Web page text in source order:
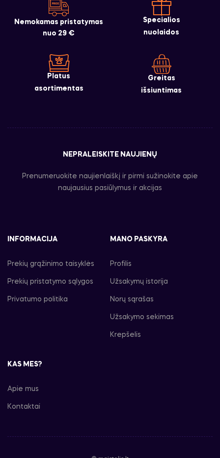
Nemokamas pristatymas
nuo 29 €
Specialios
nuolaidos
Platus
asortimentas
Greitas
išsiuntimas
NEPRALEISKITE NAUJIENŲ
Prenumeruokite naujienlaiškį ir pirmi sužinokite apie
naujausius pasiūlymus ir akcijas
INFORMACIJA
Prekių grąžinimo taisyklės
Prekių pristatymo sąlygos
Privatumo politika
MANO PASKYRA
Profilis
Užsakymų istorija
Norų sąrašas
Užsakymo sekimas
Krepšelis
KAS MES?
Apie mus
Kontaktai